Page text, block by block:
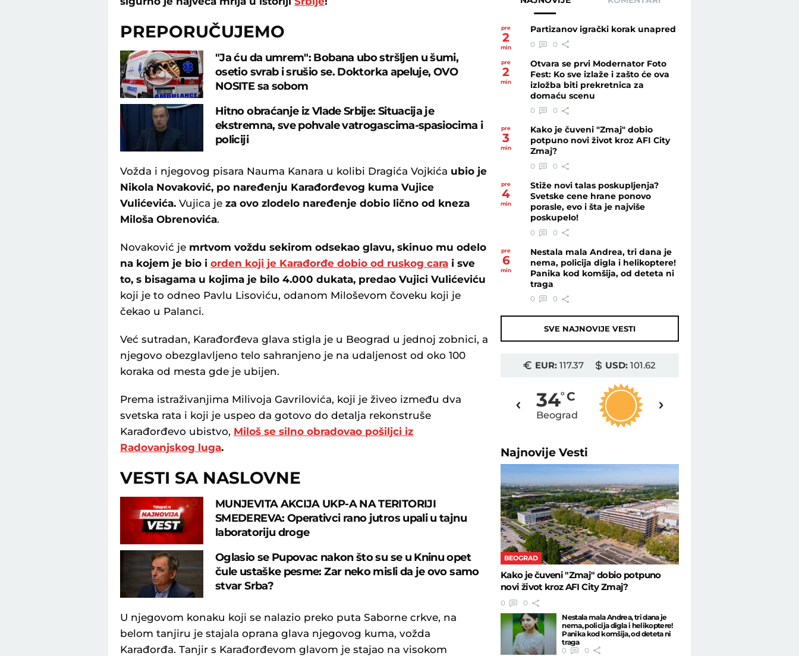
PREPORUČUJEMO
"Ja ću da umrem": Bobana ubo stršljen u šumi,
osetio svrab i srušio se. Doktorka apeluje, OVO
NOSITE sa sobom
Hitno obraćanje iz Vlade Srbije: Situacija je
ekstremna, sve pohvale vatrogascima-spasiocima i
policiji
Vožda i njegovog pisara Nauma Kanara u kolibi Dragića Vojkića ubio je
Nikola Novaković, po naređenju Karađorđevog kuma Vujice
Vulićevića. Vujica je za ovo zlodelo naređenje dobio lično od kneza
Miloša Obrenovića.
Novaković je mrtvom voždu sekirom odsekao glavu, skinuo mu odelo
na kojem je bio i orden koji je Karađorđe dobio od ruskog cara i sve
to, s bisagama u kojima je bilo 4.000 dukata, predao Vujici Vulićeviću
koji je to odneo Pavlu Lisoviću, odanom Miloševom čoveku koji je
čekao u Palanci.
Već sutradan, Karađorđeva glava stigla je u Beograd u jednoj zobnici, a
njegovo obezglavljeno telo sahranjeno je na udaljenost od oko 100
koraka od mesta gde je ubijen.
Prema istraživanjima Milivoja Gavrilovića, koji je živeo između dva
svetska rata i koji je uspeo da gotovo do detalja rekonstruše
Karađorđevo ubistvo, Miloš se silno obradovao pošiljci iz
Radovanjskog luga.
VESTI SA NASLOVNE
MUNJEVITA AKCIJA UKP-A NA TERITORIJI
SMEDEREVA: Operativci rano jutros upali u tajnu
laboratoriju droge
Oglasio se Pupovac nakon što su se u Kninu opet
čule ustaške pesme: Zar neko misli da je ovo samo
stvar Srba?
U njegovom konaku koji se nalazio preko puta Saborne crkve, na
belom tanjiru je stajala oprana glava njegovog kuma, vožda
Karađorđa. Tanjir s Karađorđevom glavom je stajao na visokom
pre
2
min
Partizanov igrački korak unapred
0 0
pre
2
min
Otvara se prvi Modernator Foto
Fest: Ko sve izlaže i zašto će ova
izložba biti prekretnica za
domaću scenu
0 0
pre
3
min
Kako je čuveni "Zmaj" dobio
potpuno novi život kroz AFI City
Zmaj?
0 0
pre
4
min
Stiže novi talas poskupljenja?
Svetske cene hrane ponovo
porasle, evo i šta je najviše
poskupelo!
0 0
pre
6
min
Nestala mala Andrea, tri dana je
nema, policija digla i helikoptere!
Panika kod komšija, od deteta ni
traga
0 0
SVE NAJNOVIJE VESTI
EUR:117.37 USD: 101.62
30 C
Priština
34o C
Beograd
NajnovijeVesti
BEOGRAD
Kako je čuveni "Zmaj" dobio potpuno
novi život kroz AFI City Zmaj?
0
0
Nestala mala Andrea, tri dana je
nema, policija digla i helikoptere!
Panika kod komšija, od deteta ni
traga
0
0